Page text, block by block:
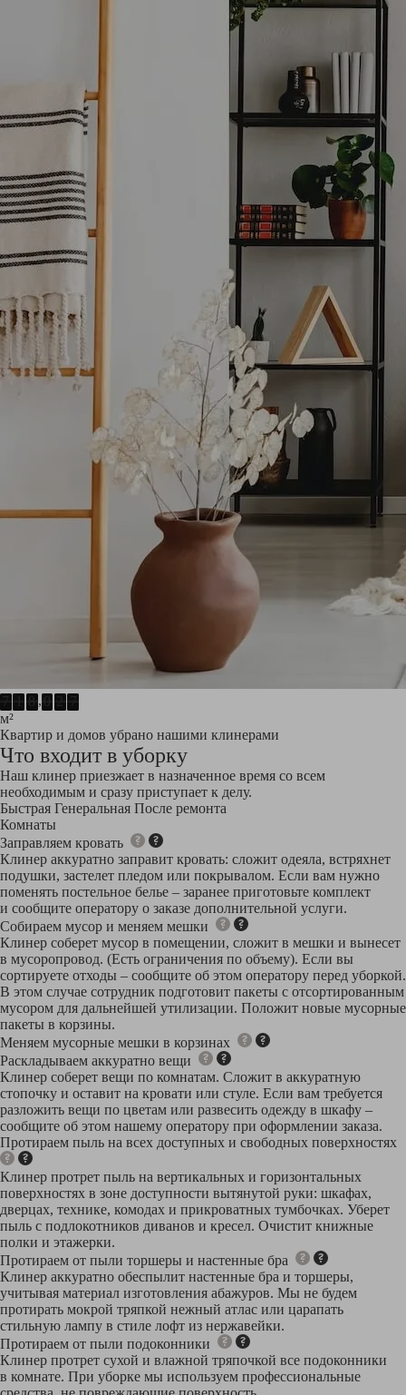
7 8 , 0 2
3
5
6
7
0
2
5
7
8
0
2
5
6
8
0
1
3
5
6
8
9
1
3
4
8
9
1
2
4
м²
Квартир и домов убрано нашими клинерами
Что входит в уборку
Наш клинер приезжает в назначенное время со всем
необходимым и сразу приступает к делу.
Быстрая Генеральная После ремонта
Комнаты
Заправляем кровать
Клинер аккуратно заправит кровать: сложит одеяла, встряхнет
подушки, застелет пледом или покрывалом. Если вам нужно
поменять постельное белье – заранее приготовьте комплект
и сообщите оператору о заказе дополнительной услуги.
Собираем мусор и меняем мешки
Клинер соберет мусор в помещении, сложит в мешки и вынесет
в мусоропровод. (Есть ограничения по объему). Если вы
сортируете отходы – сообщите об этом оператору перед уборкой.
В этом случае сотрудник подготовит пакеты с отсортированным
мусором для дальнейшей утилизации. Положит новые мусорные
пакеты в корзины.
Меняем мусорные мешки в корзинах
Раскладываем аккуратно вещи
Клинер соберет вещи по комнатам. Сложит в аккуратную
стопочку и оставит на кровати или стуле. Если вам требуется
разложить вещи по цветам или развесить одежду в шкафу –
сообщите об этом нашему оператору при оформлении заказа.
Протираем пыль на всех доступных и свободных поверхностях
Клинер протрет пыль на вертикальных и горизонтальных
поверхностях в зоне доступности вытянутой руки: шкафах,
дверцах, технике, комодах и прикроватных тумбочках. Уберет
пыль с подлокотников диванов и кресел. Очистит книжные
полки и этажерки.
Протираем от пыли торшеры и настенные бра
Клинер аккуратно обеспылит настенные бра и торшеры,
учитывая материал изготовления абажуров. Мы не будем
протирать мокрой тряпкой нежный атлас или царапать
стильную лампу в стиле лофт из нержавейки.
Протираем от пыли подоконники
Клинер протрет сухой и влажной тряпочкой все подоконники
в комнате. При уборке мы используем профессиональные